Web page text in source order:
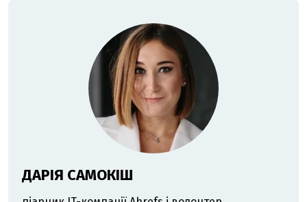
ДАРІЯ САМОКІШ